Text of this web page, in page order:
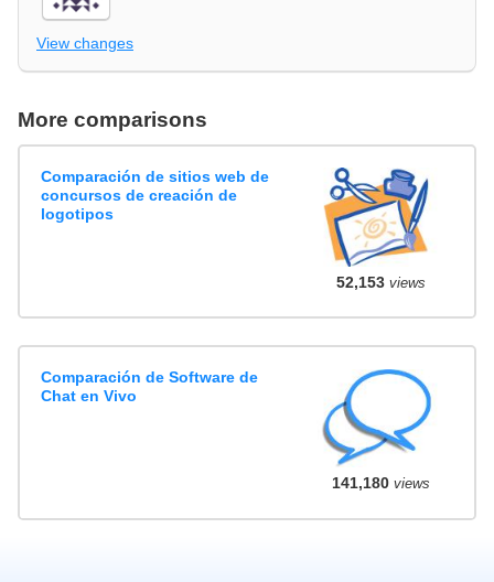
View changes
More comparisons
Comparación de sitios web de
concursos de creación de
logotipos
52,153views
Comparación de Software de
Chat en Vivo
141,180views